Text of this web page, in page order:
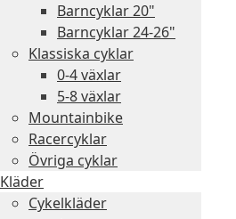
Barncyklar 20"
Barncyklar 24-26"
Klassiska cyklar
0-4 växlar
5-8 växlar
Mountainbike
Racercyklar
Övriga cyklar
Kläder
Cykelkläder